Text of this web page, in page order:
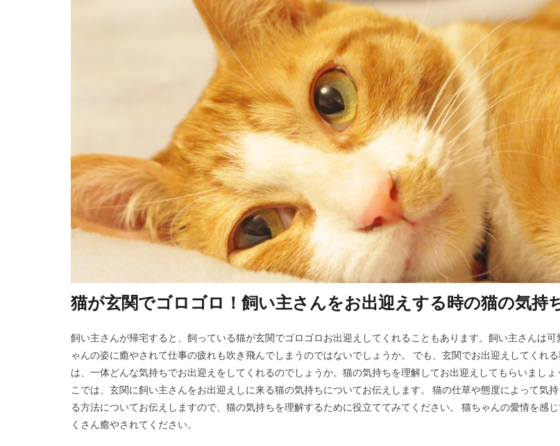
猫が玄関でゴロゴロ！飼い主さんをお出迎えする時の猫の気持
飼い主さんが帰宅すると、飼っている猫が玄関でゴロゴロお出迎えしてくれることもあります。飼い主さんは可
ゃんの姿に癒やされて仕事の疲れも吹き飛んでしまうのではないでしょうか。 でも、玄関でお出迎えしてくれ
は、一体どんな気持ちでお出迎えをしてくれるのでしょうか。猫の気持ちを理解してお出迎えしてもらいましょ
こでは、玄関に飼い主さんをお出迎えしに来る猫の気持ちについてお伝えします。 猫の仕草や態度によって気
る方法についてお伝えしますので、猫の気持ちを理解するために役立ててみてください。 猫ちゃんの愛情を感じ
くさん癒やされてください。